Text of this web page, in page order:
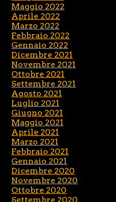
Maggio 2022
Aprile 2022
Marzo 2022
Febbraio 2022
Gennaio 2022
Dicembre 2021
Novembre 2021
Ottobre 2021
Settembre 2021
Agosto 2021
Luglio 2021
Giugno 2021
Maggio 2021
Aprile 2021
Marzo 2021
Febbraio 2021
Gennaio 2021
Dicembre 2020
Novembre 2020
Ottobre 2020
Settembre 2020